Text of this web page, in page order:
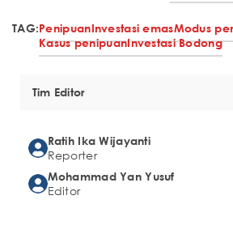
TAG:PenipuanInvestasi emasModus
Kasus penipuanInvestasi Bodong
Tim Editor
Ratih Ika Wijayanti
Reporter
Mohammad Yan Yusuf
Editor